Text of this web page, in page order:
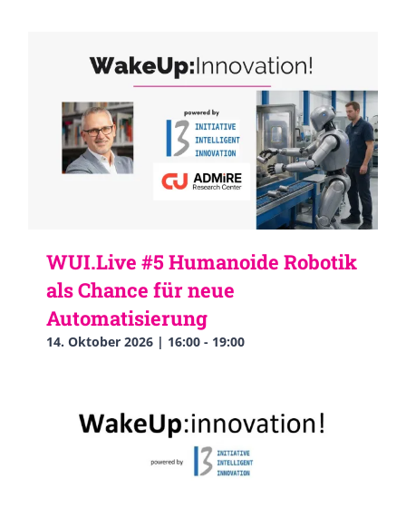
WUI.Live #5 Humanoide Robotik
als Chance für neue
Automatisierung
14. Oktober 2026 | 16:00 - 19:00